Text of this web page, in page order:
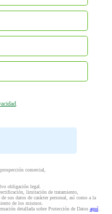
.
comercial,
obligación legal.
limitación de tratamiento,
sus datos de carácter personal, así como a la
de los mismos.
detallada sobre Protección de Datos aquí.